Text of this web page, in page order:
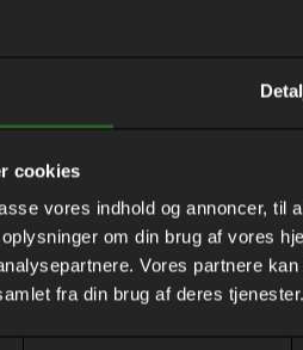
cookies
vores indhold og annoncer, til
om din brug af vores
Vores partnere
fra din brug af deres tjenester.
/ Styrelsen for
Ing.: Arkitema / SlotMøll